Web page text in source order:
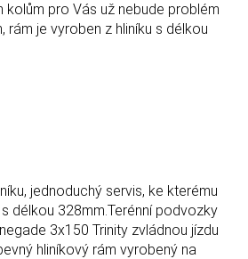
kolům pro Vás už nebude problém
rám je vyroben z hliníku s délkou
jednoduchý servis, ke kterému
délkou 328mm.Terénní podvozky
3x150 Trinity zvládnou jízdu
hliníkový rám vyrobený na